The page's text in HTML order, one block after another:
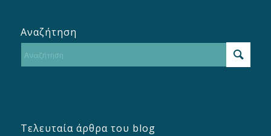
Αναζήτηση
Τελευταία άρθρα του blog